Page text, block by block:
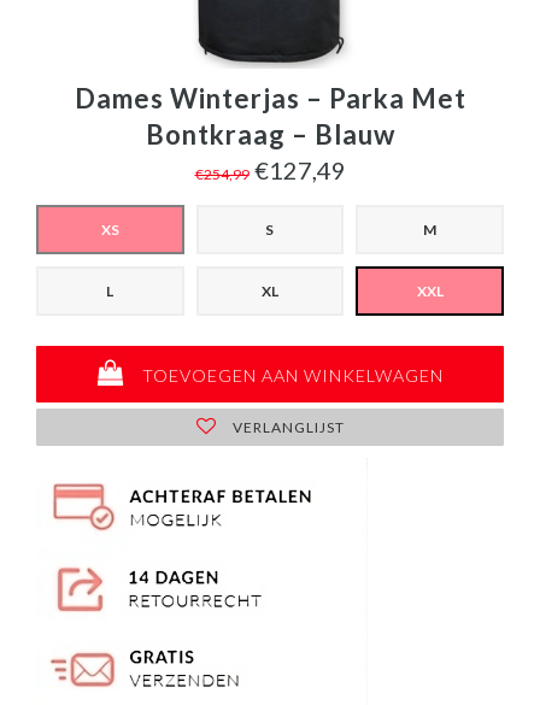
Dames Winterjas – Parka Met
Bontkraag – Blauw
€254,99 €127,49
XS S M
L XL XXL
TOEVOEGEN AAN WINKELWAGEN
VERLANGLIJST